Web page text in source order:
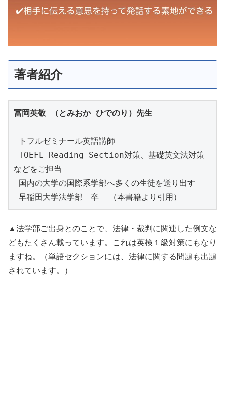
著者紹介
冨岡英敬 （とみおか ひでのり）先生
などをご担当
早稲田大学法学部　卒  （本書籍より引用）
▲法学部ご出身とのことで、法律・裁判に関連した例文な
どもたくさん載っています。これは英検１級対策にもなり
ますね。（単語セクションには、法律に関する問題も出題
されています。）